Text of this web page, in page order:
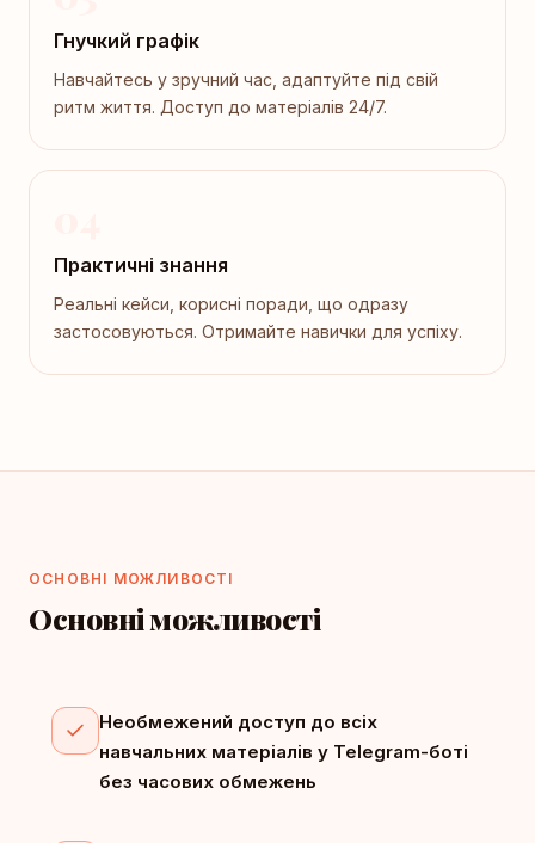
Гнучкий графік
Навчайтесь у зручний час, адаптуйте під свій
ритм життя. Доступ до матеріалів 24/7.
Практичні знання
Реальні кейси, корисні поради, що одразу
застосовуються. Отримайте навички для успіху.
ОСНОВНІ МОЖЛИВОСТІ
Основні можливості
Необмежений доступ до всіх
навчальних матеріалів у Telegram-боті
без часових обмежень